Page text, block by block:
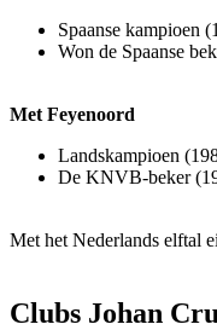
Spaanse kampioen
Won de Spaanse
Met Feyenoord
Landskampioen
De KNVB-beker
Met het Nederlands elftal
Clubs Johan